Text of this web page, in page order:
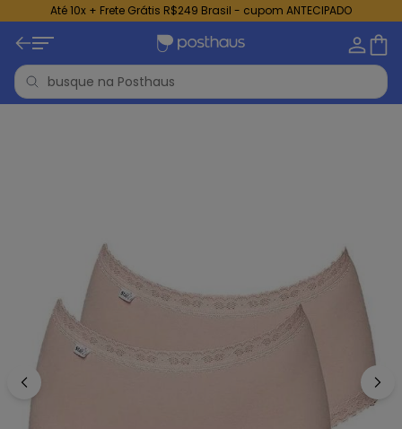
Até 10x + Frete Grátis R$249 Brasil - cupom ANTECIPADO